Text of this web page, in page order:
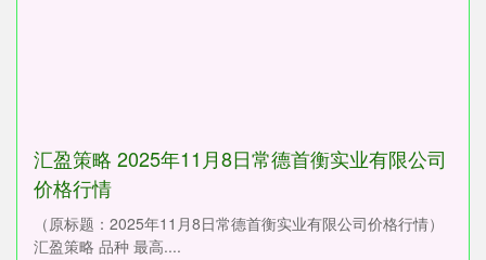
汇盈策略 2025年11月8日常德首衡实业有限公司
价格行情
（原标题：2025年11月8日常德首衡实业有限公司价格行情）
汇盈策略 品种 最高....